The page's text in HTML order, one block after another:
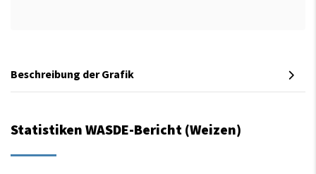
Beschreibung der Grafik
Statistiken WASDE-Bericht (Weizen)